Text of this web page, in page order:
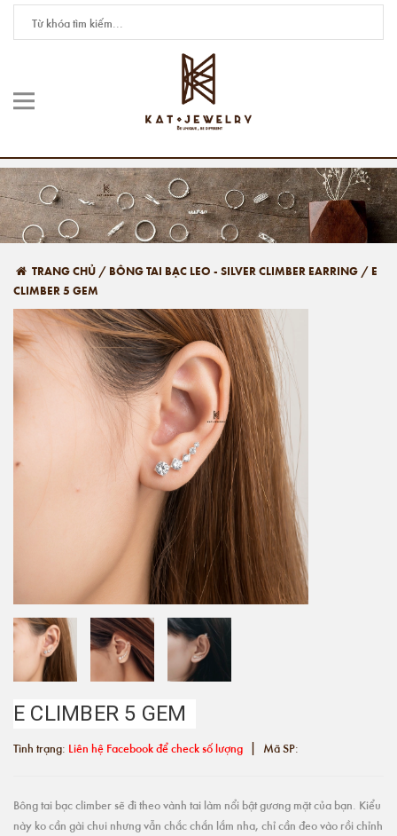
TRANG CHỦ / BÔNG TAI BẠC LEO - SILVER CLIMBER EARRING / E
CLIMBER 5 GEM
E CLIMBER 5 GEM
Tình trạng: Liên hệ Facebook để check số lượng | Mã SP:
Bông tai bạc climber sẽ đi theo vành tai làm nổi bật gương mặt của bạn. Kiểu
này ko cần gài chui nhưng vẫn chắc chắn lắm nha, chỉ cần đeo vào rồi chỉnh